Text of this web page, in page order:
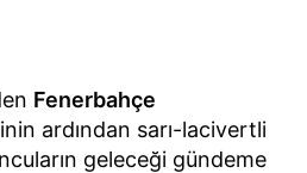
Fenerbahçe
ardından sarı-lacivertli
geleceği gündeme